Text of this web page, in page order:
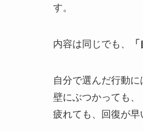
す。
内容は同じでも、
自分で選んだ行動に
壁にぶつかっても、
疲れても、回復が早